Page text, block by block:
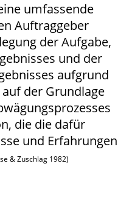
umfassende
Auftraggeber
der Aufgabe,
und der
aufgrund
der Grundlage
die die dafür
und Erfahrungen
& Zuschlag 1982)